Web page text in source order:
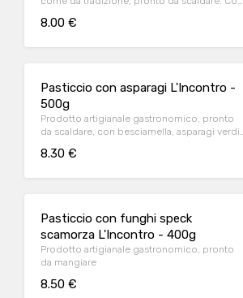
formaggio grattugiato.
8.00 €
Pasticcio con asparagi L'Incontro -
500g
Prodotto artigianale gastronomico, pronto
da scaldare, con besciamella, asparagi verdi,
8.30 €
Pasticcio con funghi speck
scamorza L'Incontro - 400g
Prodotto artigianale gastronomico, pronto
da mangiare
8.50 €